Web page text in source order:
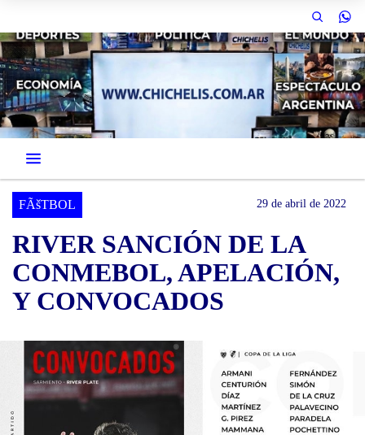
FÃšTBOL 29 de abril de 2022
RIVER SANCIÓN DE LA
CONMEBOL, APELACIÓN,
Y CONVOCADOS